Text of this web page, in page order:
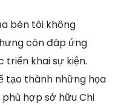
bên tôi không
còn đáp ứng
khai sự kiện.
tạo thành những họa
hợp sở hữu Chi